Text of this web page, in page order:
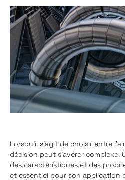
Lorsqu'il s'agit de choisir entre
décision peut s'avérer complexe.
des caractéristiques et des
et essentiel pour son application